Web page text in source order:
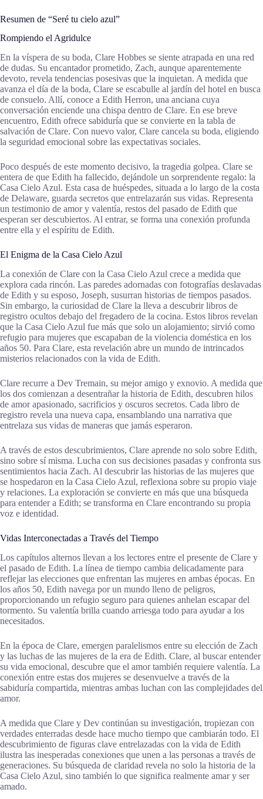
Resumen de “Seré tu cielo azul”
Rompiendo el Agridulce
En la víspera de su boda, Clare Hobbes se siente atrapada en una red
de dudas. Su encantador prometido, Zach, aunque aparentemente
devoto, revela tendencias posesivas que la inquietan. A medida que
avanza el día de la boda, Clare se escabulle al jardín del hotel en busca
de consuelo. Allí, conoce a Edith Herron, una anciana cuya
conversación enciende una chispa dentro de Clare. En ese breve
encuentro, Edith ofrece sabiduría que se convierte en la tabla de
salvación de Clare. Con nuevo valor, Clare cancela su boda, eligiendo
la seguridad emocional sobre las expectativas sociales.
Poco después de este momento decisivo, la tragedia golpea. Clare se
entera de que Edith ha fallecido, dejándole un sorprendente regalo: la
Casa Cielo Azul. Esta casa de huéspedes, situada a lo largo de la costa
de Delaware, guarda secretos que entrelazarán sus vidas. Representa
un testimonio de amor y valentía, restos del pasado de Edith que
esperan ser descubiertos. Al entrar, se forma una conexión profunda
entre ella y el espíritu de Edith.
El Enigma de la Casa Cielo Azul
La conexión de Clare con la Casa Cielo Azul crece a medida que
explora cada rincón. Las paredes adornadas con fotografías deslavadas
de Edith y su esposo, Joseph, susurran historias de tiempos pasados.
Sin embargo, la curiosidad de Clare la lleva a descubrir libros de
registro ocultos debajo del fregadero de la cocina. Estos libros revelan
que la Casa Cielo Azul fue más que solo un alojamiento; sirvió como
refugio para mujeres que escapaban de la violencia doméstica en los
años 50. Para Clare, esta revelación abre un mundo de intrincados
misterios relacionados con la vida de Edith.
Clare recurre a Dev Tremain, su mejor amigo y exnovio. A medida que
los dos comienzan a desentrañar la historia de Edith, descubren hilos
de amor apasionado, sacrificios y oscuros secretos. Cada libro de
registro revela una nueva capa, ensamblando una narrativa que
entrelaza sus vidas de maneras que jamás esperaron.
A través de estos descubrimientos, Clare aprende no solo sobre Edith,
sino sobre sí misma. Lucha con sus decisiones pasadas y confronta sus
sentimientos hacia Zach. Al descubrir las historias de las mujeres que
se hospedaron en la Casa Cielo Azul, reflexiona sobre su propio viaje
y relaciones. La exploración se convierte en más que una búsqueda
para entender a Edith; se transforma en Clare encontrando su propia
voz e identidad.
Vidas Interconectadas a Través del Tiempo
Los capítulos alternos llevan a los lectores entre el presente de Clare y
el pasado de Edith. La línea de tiempo cambia delicadamente para
reflejar las elecciones que enfrentan las mujeres en ambas épocas. En
los años 50, Edith navega por un mundo lleno de peligros,
proporcionando un refugio seguro para quienes anhelan escapar del
tormento. Su valentía brilla cuando arriesga todo para ayudar a los
necesitados.
En la época de Clare, emergen paralelismos entre su elección de Zach
y las luchas de las mujeres de la era de Edith. Clare, al buscar entender
su vida emocional, descubre que el amor también requiere valentía. La
conexión entre estas dos mujeres se desenvuelve a través de la
sabiduría compartida, mientras ambas luchan con las complejidades del
amor.
A medida que Clare y Dev continúan su investigación, tropiezan con
verdades enterradas desde hace mucho tiempo que cambiarán todo. El
descubrimiento de figuras clave entrelazadas con la vida de Edith
ilustra las inesperadas conexiones que unen a las personas a través de
generaciones. Su búsqueda de claridad revela no solo la historia de la
Casa Cielo Azul, sino también lo que significa realmente amar y ser
amado.